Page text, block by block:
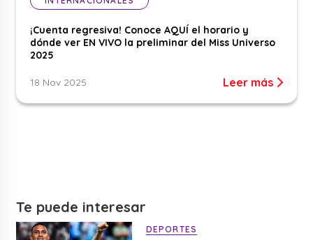
¡Cuenta regresiva! Conoce AQUÍ el horario y
dónde ver EN VIVO la preliminar del Miss Universo
2025
18 Nov 2025 Leer más
Te puede interesar
DEPORTES